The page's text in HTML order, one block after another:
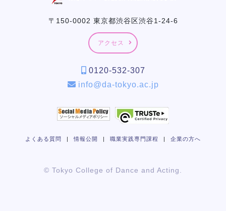
〒150-0002 東京都渋谷区渋谷1-24-6
アクセス
0120-532-307
info@da-tokyo.ac.jp
よくある質問 | 情報公開 | 職業実践専門課程 | 企業の方へ
© Tokyo College of Dance and Acting.